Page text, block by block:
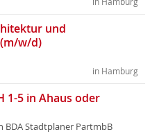
und
w/d)
in Hamburg
1-5 in Ahaus oder
Stadtplaner PartmbB